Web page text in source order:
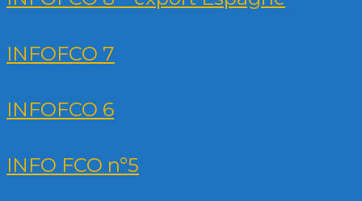
INFOFCO 7
INFOFCO 6
INFO FCO n°5